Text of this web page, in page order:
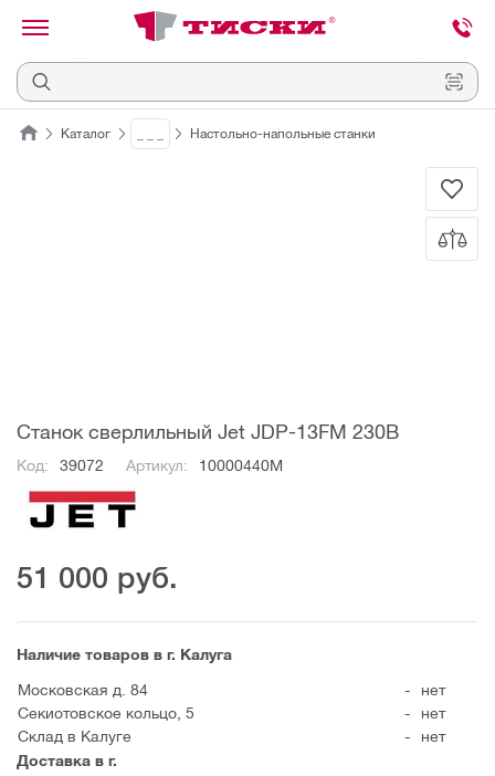
Отмена
Каталог Настольно-напольные станки
Станок сверлильный Jet JDP-13FM 230В
Код: 39072 Артикул: 10000440M
51 000 руб.
Наличие товаров в г. Калуга
Московская д. 84
-
нет
Секиотовское кольцо, 5
-
нет
Склад в Калуге
-
нет
Доставка в г.